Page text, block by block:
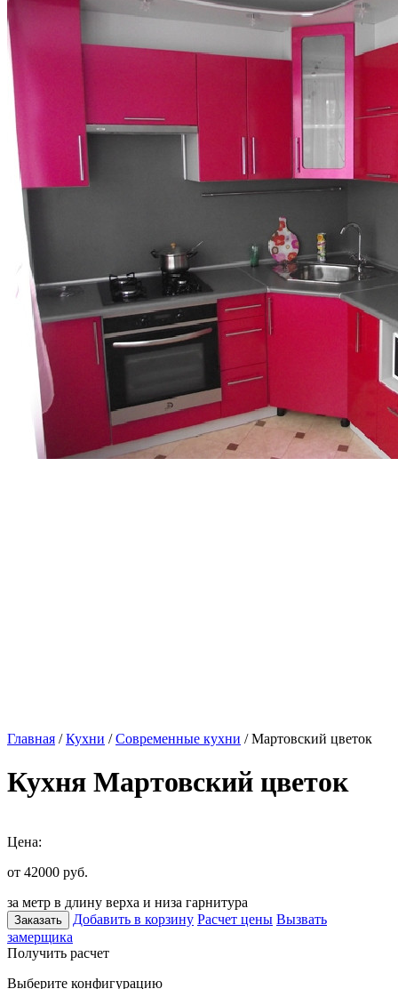
Главная /Кухни /Современные кухни / Мартовский цветок
Кухня Мартовский цветок
Цена:
от 42000 руб.
за метр в длину верха и низа гарнитура
Заказать Добавить в корзину Расчет цены Вызвать
замерщика
Получить расчет
Выберите конфигурацию